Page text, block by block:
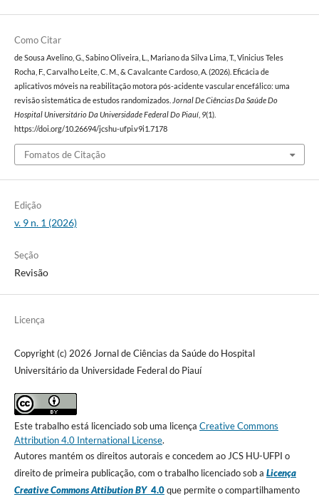
Como Citar
de Sousa Avelino, G., Sabino Oliveira, L., Mariano da Silva Lima, T., Vinicius Teles
Rocha, F., Carvalho Leite, C. M., & Cavalcante Cardoso, A. (2026). Eficácia de
aplicativos móveis na reabilitação motora pós-acidente vascular encefálico: uma
revisão sistemática de estudos randomizados. Jornal De Ciências Da Saúde Do
Hospital Universitário Da Universidade Federal Do Piauí, 9(1).
https://doi.org/10.26694/jcshu-ufpi.v9i1.7178
Fomatos de Citação
Edição
v. 9 n. 1 (2026)
Seção
Revisão
Licença
Copyright (c) 2026 Jornal de Ciências da Saúde do Hospital
Universitário da Universidade Federal do Piauí
Este trabalho está licenciado sob uma licença Creative Commons
Attribution 4.0 International License.
Autores mantém os direitos autorais e concedem ao JCS HU-UFPI o
direito de primeira publicação, com o trabalho licenciado sob a Licença
Creative Commons Attibution BY4.0que permite o compartilhamento